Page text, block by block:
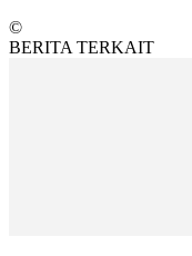
©
BERITA TERKAIT